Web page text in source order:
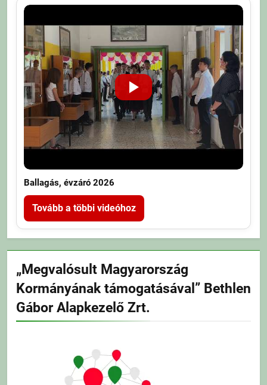
Ballagás, évzáró 2026
Tovább a többi videóhoz
„Megvalósult Magyarország
Kormányának támogatásával” Bethlen
Gábor Alapkezelő Zrt.